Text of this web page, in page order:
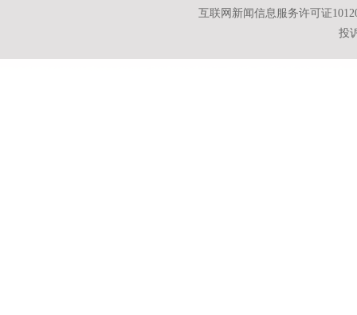
互联网新闻信息服务许可证
投